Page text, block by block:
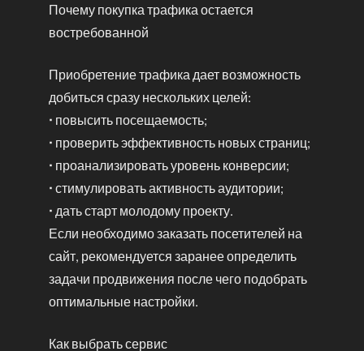
Почему покупка трафика остается
востребованной
Приобретение трафика дает возможность
добиться сразу нескольких целей:
• повысить посещаемость;
• проверить эффективность новых страниц;
• проанализировать уровень конверсии;
• стимулировать активность аудитории;
• дать старт молодому проекту.
Если необходимо заказать посетителей на
сайт, рекомендуется заранее определить
задачи продвижения после чего подобрать
оптимальные настройки.
Как выбрать сервис